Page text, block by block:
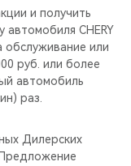
и получить
автомобиля CHERY
или
руб. или более
автомобиль
раз.
Дилерских
Предложение